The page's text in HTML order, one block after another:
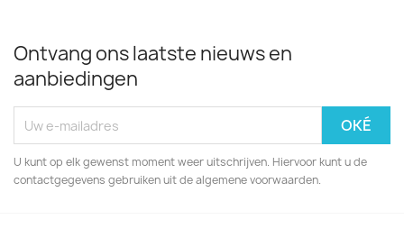
Ontvang ons laatste nieuws en
aanbiedingen
U kunt op elk gewenst moment weer uitschrijven. Hiervoor kunt u de
contactgegevens gebruiken uit de algemene voorwaarden.